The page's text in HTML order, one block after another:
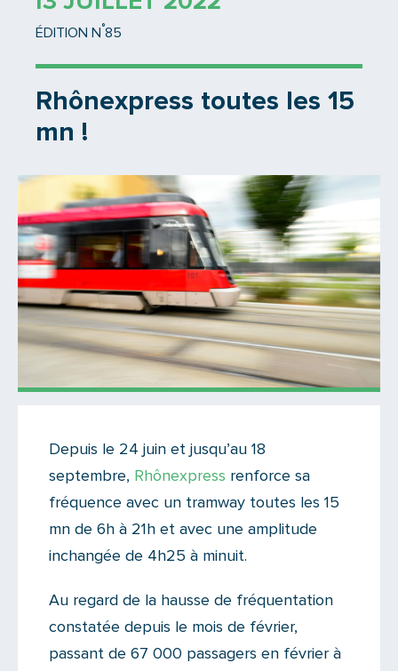
ÉDITION N °85
Rhônexpress toutes les 15
mn !
Il y a 2 commentaires sur cet article
Depuis le 24 juin et jusqu’au 18
septembre, Rhônexpress renforce sa
fréquence avec un tramway toutes les 15
mn de 6h à 21h et avec une amplitude
inchangée de 4h25 à minuit.
Au regard de la hausse de fréquentation
constatée depuis le mois de février,
passant de 67 000 passagers en février à